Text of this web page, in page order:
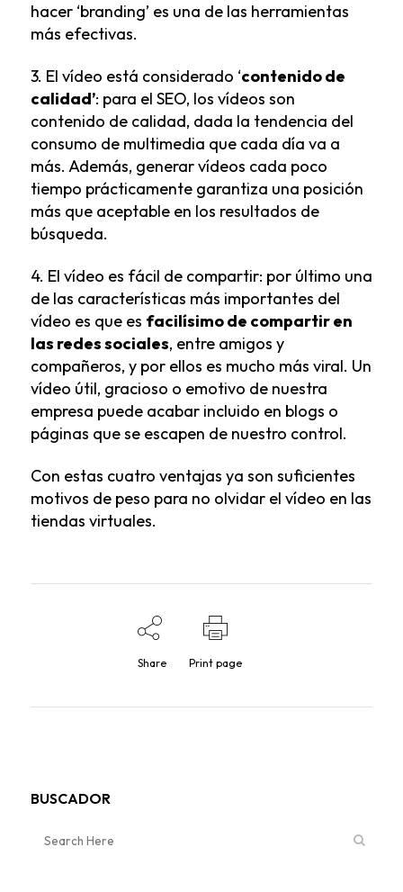
hacer ‘branding’ es una de las herramientas
más efectivas.
3. El vídeo está considerado ‘contenido de
calidad’: para el SEO, los vídeos son
contenido de calidad, dada la tendencia del
consumo de multimedia que cada día va a
más. Además, generar vídeos cada poco
tiempo prácticamente garantiza una posición
más que aceptable en los resultados de
búsqueda.
4. El vídeo es fácil de compartir: por último una
de las características más importantes del
vídeo es que es facilísimo de compartir en
las redes sociales, entre amigos y
compañeros, y por ellos es mucho más viral. Un
vídeo útil, gracioso o emotivo de nuestra
empresa puede acabar incluido en blogs o
páginas que se escapen de nuestro control.
Con estas cuatro ventajas ya son suficientes
motivos de peso para no olvidar el vídeo en las
tiendas virtuales.
Share Print page
BUSCADOR